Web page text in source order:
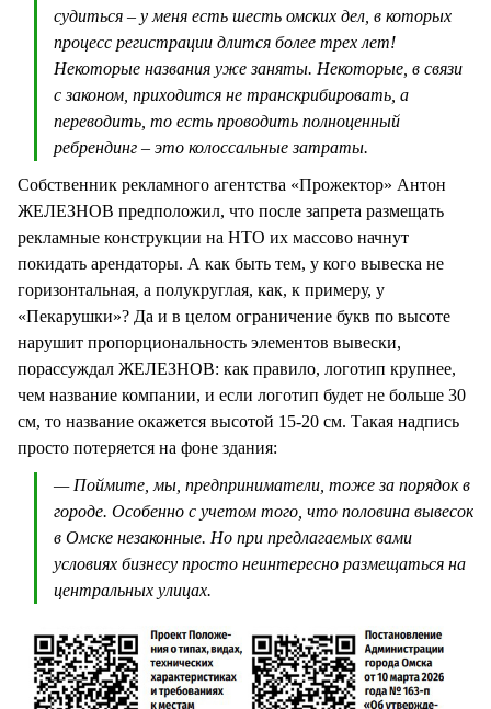
судиться – у меня есть шесть омских дел, в которых
процесс регистрации длится более трех лет!
Некоторые названия уже заняты. Некоторые, в связи
с законом, приходится не транскрибировать, а
переводить, то есть проводить полноценный
ребрендинг – это колоссальные затраты.
Собственник рекламного агентства «Прожектор» Антон
ЖЕЛЕЗНОВ предположил, что после запрета размещать
рекламные конструкции на НТО их массово начнут
покидать арендаторы. А как быть тем, у кого вывеска не
горизонтальная, а полукруглая, как, к примеру, у
«Пекарушки»? Да и в целом ограничение букв по высоте
нарушит пропорциональность элементов вывески,
порассуждал ЖЕЛЕЗНОВ: как правило, логотип крупнее,
чем название компании, и если логотип будет не больше 30
см, то название окажется высотой 15-20 см. Такая надпись
просто потеряется на фоне здания:
— Поймите, мы, предприниматели, тоже за порядок в
городе. Особенно с учетом того, что половина вывесок
в Омске незаконные. Но при предлагаемых вами
условиях бизнесу просто неинтересно размещаться на
центральных улицах.